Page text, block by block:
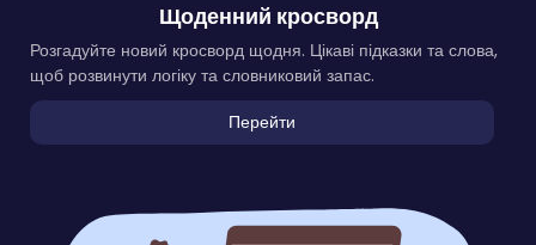
Щоденний кросворд
Розгадуйте новий кросворд щодня. Цікаві підказки та слова,
щоб розвинути логіку та словниковий запас.
Перейти